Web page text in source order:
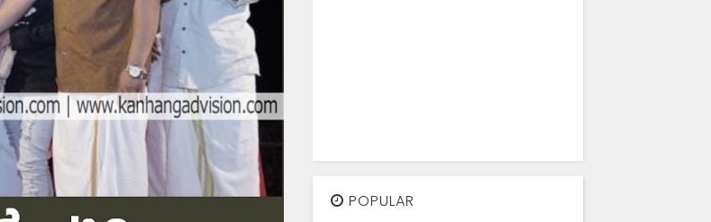
POPULAR